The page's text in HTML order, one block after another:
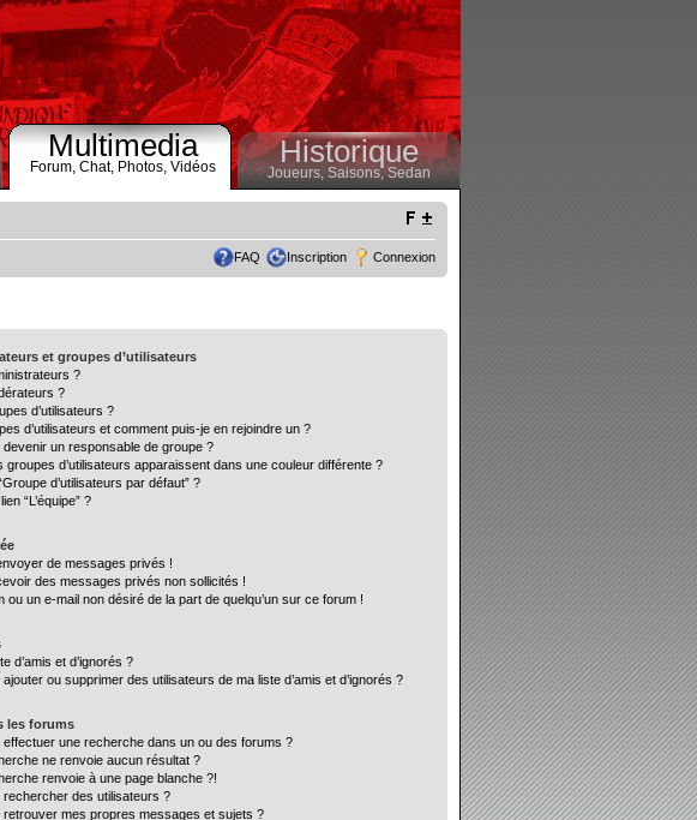
Multimedia
Forum, Chat, Photos, Vidéos Historique
Joueurs, Saisons,Sedan
FAQ Inscription Connexion
et groupes d’utilisateurs
?
?
d’utilisateurs ?
d’utilisateurs et comment puis-je en rejoindre un ?
un responsable de groupe ?
groupes d’utilisateurs apparaissent dans une couleur différente ?
d’utilisateurs par défaut” ?
“L’équipe” ?
de messages privés !
des messages privés non sollicités !
ou un e-mail non désiré de la part de quelqu’un sur ce forum !
d’amis et d’ignorés ?
ou supprimer des utilisateurs de ma liste d’amis et d’ignorés ?
les forums
effectuer une recherche dans un ou des forums ?
ne renvoie aucun résultat ?
renvoie à une page blanche ?!
rechercher des utilisateurs ?
retrouver mes propres messages et sujets ?